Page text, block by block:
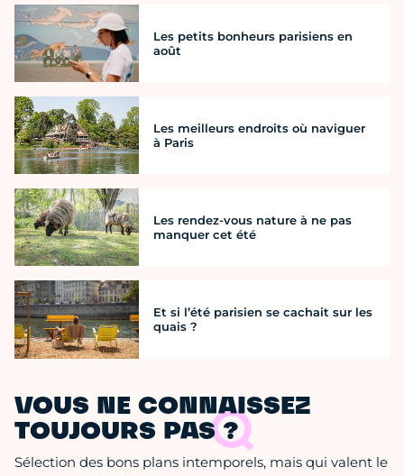
Les petits bonheurs parisiens en
août
Les meilleurs endroits où naviguer
à Paris
Les rendez-vous nature à ne pas
manquer cet été
Et si l’été parisien se cachait sur les
quais ?
VOUS NE CONNAISSEZ
TOUJOURS PAS ?
Sélection des bons plans intemporels, mais qui valent le